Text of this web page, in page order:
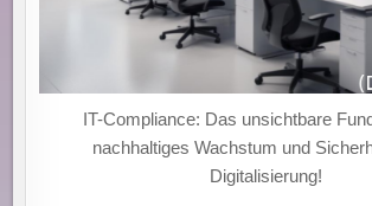
IT-Compliance: Das unsichtbare
nachhaltiges Wachstum und
Digitalisierung!